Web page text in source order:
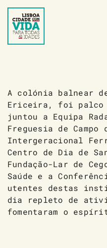
para
conteúdo
A colónia balnear
Ericeira, foi palco
juntou a Equipa
Freguesia de
Intergeracional
Centro de Dia de
Fundação-Lar de
Saúde e a
utentes destas
dia repleto de
fomentaram o